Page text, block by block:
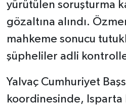
yürütülen soruşturma
gözaltına alındı.
mahkeme sonucu
şüpheliler adli kontrolle
Yalvaç Cumhuriyet
koordinesinde, Isparta